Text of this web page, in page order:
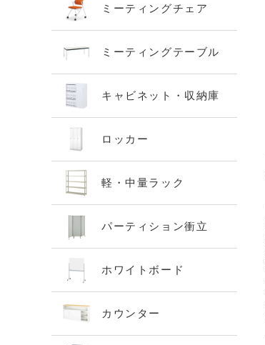
ミーティングチェア
ミーティングテーブル
キャビネット・収納庫
ロッカー
軽・中量ラック
パーティション衝立
ホワイトボード
カウンター